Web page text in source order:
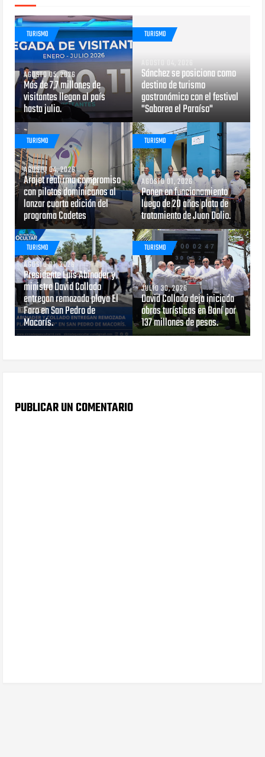
TURISMO
AGOSTO 05, 2026
Más de 7,7 millones de
visitantes llegan al país
hasta julio.
TURISMO
AGOSTO 04, 2026
Sánchez se posiciona como
destino de turismo
gastronómico con el festival
"Saborea el Paraíso"
TURISMO
AGOSTO 04, 2026
Arajet reafirma compromiso
con pilotos dominicanos al
lanzar cuarta edición del
programa Cadetes
TURISMO
AGOSTO 01, 2026
Ponen en funcionamiento
luego de 20 años plata de
tratamiento de Juan Dolio.
TURISMO
AGOSTO 01, 2026
Presidente Luis Abinader y
ministro David Collado
entregan remozada playa El
Faro en San Pedro de
Macorís.
TURISMO
JULIO 30, 2026
David Collado deja iniciada
obras turísticas en Baní por
137 millones de pesos.
PUBLICAR UN COMENTARIO